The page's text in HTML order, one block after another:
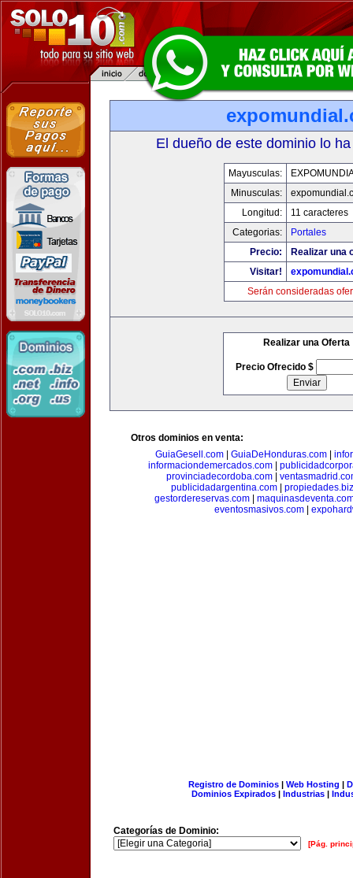
El dueño de este dominio lo
Mayusculas:
Minusculas:
Longitud:
11 caracteres
Categorias:
Portales
Precio:
Realizar una
Visitar!
Serán consideradas
Realizar una Oferta
Precio Ofrecido $
Otros dominios en venta:
GuiaGesell.com| GuiaDeHonduras.com|
informaciondemercados.com|
provinciadecordoba.com
publicidadargentina.com| propiedades.biz
gestordereservas.com|
eventosmasivos.com
Registro de Dominios| Web Hosting |
Dominios Expirados | Industrias |
Categorías de Dominio:
[Pág.